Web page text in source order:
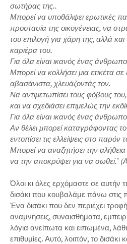
σωτήρας της..
Μπορεί να υποθάλψει ερωτικές
προστασία της οικογένειας, να
του επιλογή για χάρη της, αλλά
καριέρα του.
Για όλα είναι ικανός ένας
Μπορεί να κολλήσει μια ετικέτα
αβασάνιστα, χλευάζοντάς τον.
Να αντιμετωπίσει τους φόβους
και να σχεδιάσει επιμελώς την
Για όλα είναι ικανός ένας
Αν θέλει μπορεί καταγράφοντας
εντοπίσει τις ελλείψεις στο παρόν
Μπορεί να αναζητήσει την
να την αποκρύψει για να σωθεί."
Όλοι κι όλες ερχόμαστε σε αυτήν
δισάκι που κουβαλάμε πάνω στις
Ένα δισάκι που δεν περιέχει
αναμνήσεις, συναισθήματα,
λόγια ανείπωτα και ειπωμένα,
επιθυμίες. Αυτό, λοιπόν, το δισάκι